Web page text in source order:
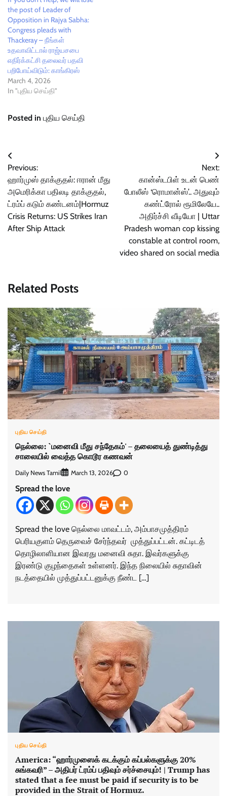
the post of Leader of
Opposition in Rajya Sabha:
Congress pleads with
Thackeray – நீங்கள்
உதவாவிட்டால் ராஜ்யசபை
எதிர்க்கட்சி தலைவர் பதவி
பறிபோய்விடும்: காங்கிரஸ்
March 4, 2026
In "புதிய செய்தி"
Posted in புதிய செய்தி
Post
navigation
Previous:
ஹார்முஸ் தாக்குதல்: ஈரான் மீது
அமெரிக்கா பதிலடி தாக்குதல்,
ட்ரம்ப் கடும் கண்டனம்|Hormuz
Crisis Returns: US Strikes Iran
After Ship Attack
Next:
கான்ஸ்டபிள் உடன் பெண்
போலீஸ் ‘ரொமான்ஸ்’.. அதுவும்
கண்ட்ரோல் ரூமிலேயே..
அதிர்ச்சி வீடியோ | Uttar
Pradesh woman cop kissing
constable at control room,
video shared on social media
Related Posts
புதிய செய்தி
நெல்லை: `மனைவி மீது சந்தேகம்' – தலையைத் துண்டித்து
சாலையில் வைத்த கொடூர கணவன்
Daily News Tamil March 13, 2026 0
Spread the love
Spread the love நெல்லை மாவட்டம், அம்பாசமுத்திரம்
பெரியகுளம் தெருவைச் சேர்ந்தவர் முத்துப்பட்டன். கட்டிடத்
தொழிலாளியான இவரது மனைவி சுதா. இவர்களுக்கு
இரண்டு குழந்தைகள் உள்ளனர். இந்த நிலையில் சுதாவின்
நடத்தையில் முத்துப்பட்டனுக்கு நீண்ட […]
புதிய செய்தி
America: “ஹார்முஸைக் கடக்கும் கப்பல்களுக்கு 20%
சுங்கவரி” – அதிபர் ட்ரம்ப் பதிவும் சர்ச்சையும்! | Trump has
stated that a fee must be paid if security is to be
provided in the Strait of Hormuz.